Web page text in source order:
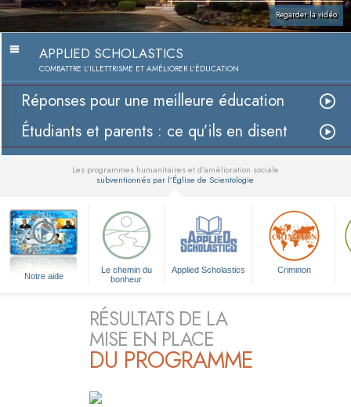
Regarder la vidéo
APPLIED SCHOLASTICS
COMBATTRE L’ILLETTRISME ET AMÉLIORER L’ÉDUCATION
Réponses pour une meilleure éducation
Étudiants et parents : ce qu’ils en disent
Les programmes humanitaires et d’amélioration sociale
subventionnés par l’Église de Scientologie
Notre aide
Le chemin du
bonheur
Applied Scholastics Criminon
RÉSULTATS DE LA
MISE EN PLACE
DU PROGRAMME